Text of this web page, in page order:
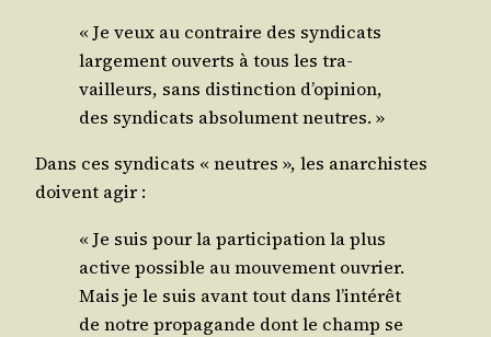
« Je veux au contraire des syn­di­cats
lar­ge­ment ouverts à tous les tra­
vailleurs, sans dis­tinc­tion d’opinion,
des syn­di­cats abso­lu­ment neutres. »
Dans ces syn­di­cats « neutres », les anar­chistes
doivent agir :
« Je suis pour la par­ti­ci­pa­tion la plus
active pos­sible au mou­ve­ment ouvrier.
Mais je le suis avant tout dans l’intérêt
de notre pro­pa­gande dont le champ se